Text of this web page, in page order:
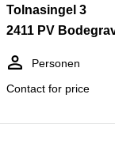
Tolnasingel 3
2411 PV
Personen
Contact for price